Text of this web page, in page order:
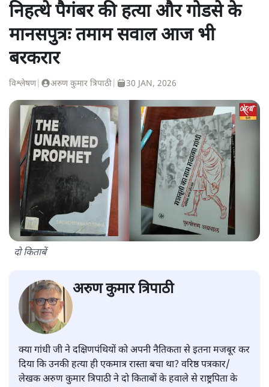
निहत्थे पैगंबर की हत्या और गोडसे के
मानसपुत्रः तमाम सवाल आज भी
बरकरार
विश्लेषण| अरुण कुमार त्रिपाठी 30 JAN, 2026
दो किताबें
अरुण कुमार त्रिपाठी
क्या गांधी जी ने दक्षिणपंथियों को अपनी नैतिकता से इतना मजबूर कर
दिया कि उनकी हत्या ही एकमात्र रास्ता बचा था? वरिष्ठ पत्रकार/
लेखक अरुण कुमार त्रिपाठी ने दो किताबों के हवाले से राष्ट्रपिता के